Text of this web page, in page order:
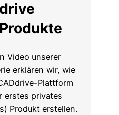
Video unserer
erklären wir, wie
Plattform
erstes privates
Produkt erstellen.